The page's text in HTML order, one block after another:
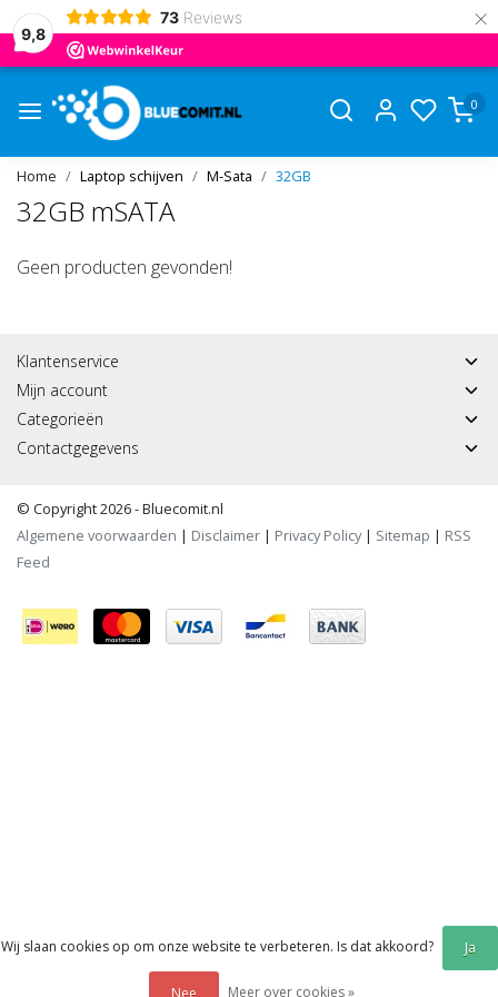
9,8
73 Reviews ×
0
Home Laptop schijven M-Sata 32GB
32GB mSATA
Geen producten gevonden!
Klantenservice
Mijn account
Categorieën
Contactgegevens
© Copyright 2026 - Bluecomit.nl
Algemene voorwaarden | Disclaimer | Privacy Policy| Sitemap | RSS
Feed
Wij slaan cookies op om onze website te verbeteren. Is dat akkoord? Ja
Nee Meer over cookies »